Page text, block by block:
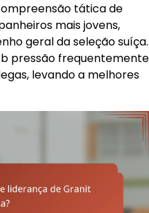
tática de
mais jovens,
geral da seleção suíça.
pressão frequentemente
levando a melhores